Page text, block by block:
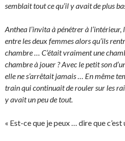
semblait tout ce qu’il y avait de plus
Anthea l’invita à pénétrer à l’intérieur,
entre les deux femmes alors qu’ils
chambre … C’était vraiment une
chambre à jouer ? Avec le petit son
elle ne s’arrêtait jamais … En même
train qui continuait de rouler sur les
y avait un peu de tout.
« Est-ce que je peux … dire que c’est